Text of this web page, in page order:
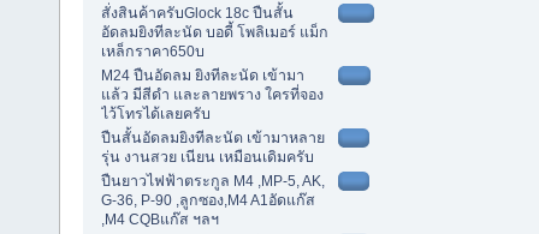
สั่งสินค้าครับGlock 18c ปืนสั้น
อัดลมยิงทีละนัด บอดี้ โพลิเมอร์ แม็ก
เหล็กราคา650บ
M24 ปืนอัดลม ยิงทีละนัด เข้ามา
แล้ว มีสีดำ และลายพราง ใครที่จอง
ไว้โทรได้เลยครับ
ปืนสั้นอัดลมยิงทีละนัด เข้ามาหลาย
รุ่น งานสวย เนียน เหมือนเดิมครับ
ปืนยาวไฟฟ้าตระกูล M4 ,MP-5, AK,
G-36, P-90 ,ลูกซอง,M4 A1อัดแก๊ส
,M4 CQBแก๊ส ฯลฯ